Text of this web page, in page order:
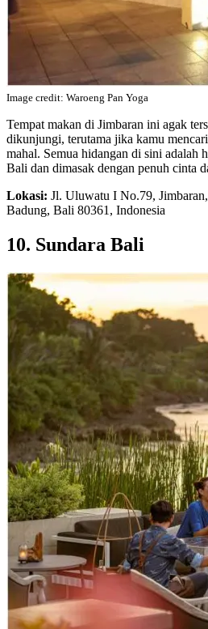
Image credit: Waroeng Pan Yoga
Tempat makan di Jimbaran ini agak
dikunjungi, terutama jika kamu
mahal. Semua hidangan di sini adalah
Bali dan dimasak dengan penuh cinta
Lokasi: Jl. Uluwatu I No.79,
Badung, Bali 80361, Indonesia
10. Sundara Bali